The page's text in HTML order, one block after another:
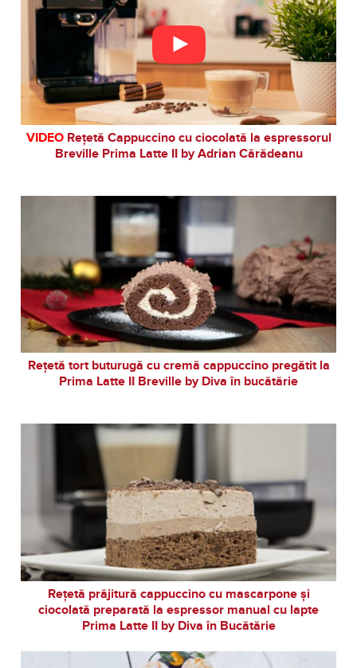
VIDEORețetă Cappuccino cu ciocolată la espressorul
Breville Prima Latte II by Adrian Cărădeanu
Rețetă tort buturugă cu cremă cappuccino pregătit la
Prima Latte II Breville by Diva în bucătărie
Rețetă prăjitură cappuccino cu mascarpone și
ciocolată preparată la espressor manual cu lapte
Prima Latte II by Diva în Bucătărie